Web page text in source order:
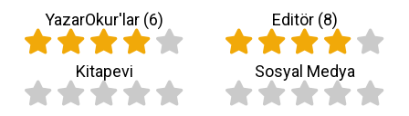
YazarOkur'lar (6) Editör (8)
Kitapevi Sosyal Medya